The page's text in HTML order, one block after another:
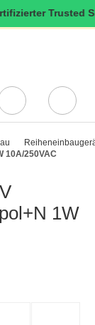
Trusted Shops
10A/250VAC
1W